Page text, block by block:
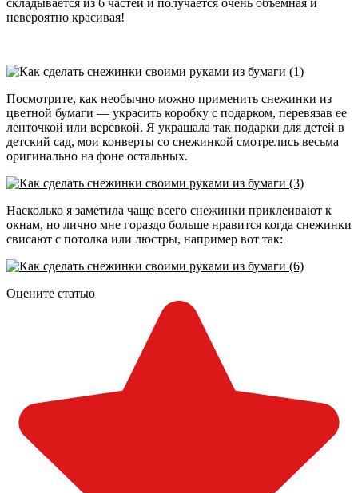
невероятно красивая!
Посмотрите, как необычно можно применить снежинки из
цветной бумаги — украсить коробку с подарком, перевязав ее
ленточкой или веревкой. Я украшала так подарки для детей в
детский сад, мои конверты со снежинкой смотрелись весьма
оригинально на фоне остальных.
Насколько я заметила чаще всего снежинки приклеивают к
окнам, но лично мне гораздо больше нравится когда снежинки
свисают с потолка или люстры, например вот так:
Оцените статью